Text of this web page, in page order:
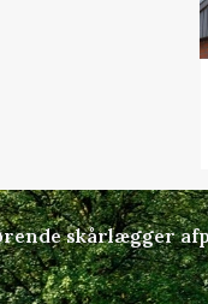
skårlægger